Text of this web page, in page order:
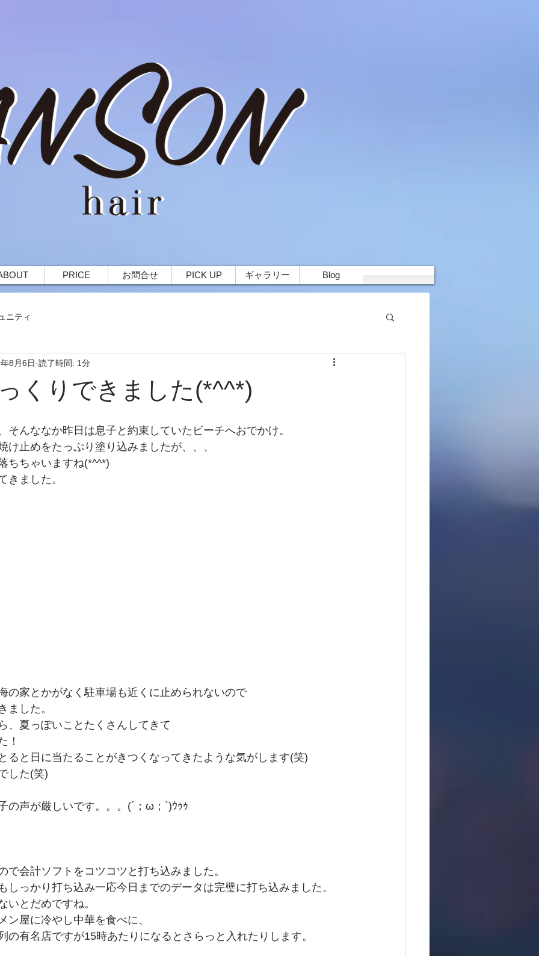
PRICE お問合せ PICK UP ギャラリー Blog
ニティ
くりできました(*^^*)
8月6日 読了時間: 1分
そんななか昨日は息子と約束していたビーチへおでかけ。
け止めをたっぷり塗り込みましたが、、、
ちちゃいますね(*^^*)
きました。
の家とかがなく駐車場も近くに止められないので
ました。
、夏っぽいことたくさんしてきて
！
ると日に当たることがきつくなってきたような気がします(笑)
した(笑)
の声が厳しいです。。。(´；ω；`)ｳｩｩ
で会計ソフトをコツコツと打ち込みました。
しっかり打ち込み一応今日までのデータは完璧に打ち込みました。
いとだめですね。
ン屋に冷やし中華を食べに、
の有名店ですが15時あたりになるとさらっと入れたりします。